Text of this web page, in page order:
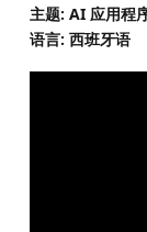
主题: AI 应用程
语言: 西班牙语